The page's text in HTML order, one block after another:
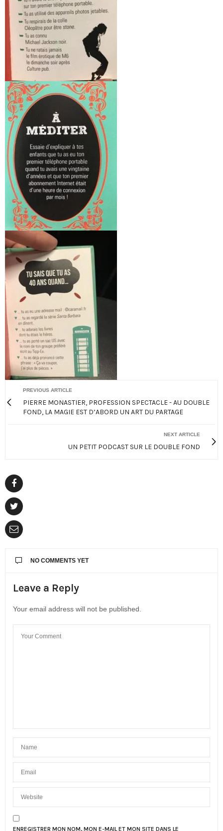
PREVIOUS ARTICLE
PIERRE MONASTIER, PROFESSION SPECTACLE - AU DOUBLE
FOND, LA MAGIE EST D’ABORD UN ART DU PARTAGE
NEXT ARTICLE
UN PETIT PODCAST SUR LE DOUBLE FOND
NO COMMENTS YET
Leave a Reply
Your email address will not be published.
ENREGISTRER MON NOM, MON E-MAIL ET MON SITE DANS LE